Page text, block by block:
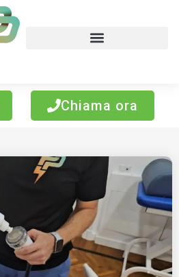
Chiama ora